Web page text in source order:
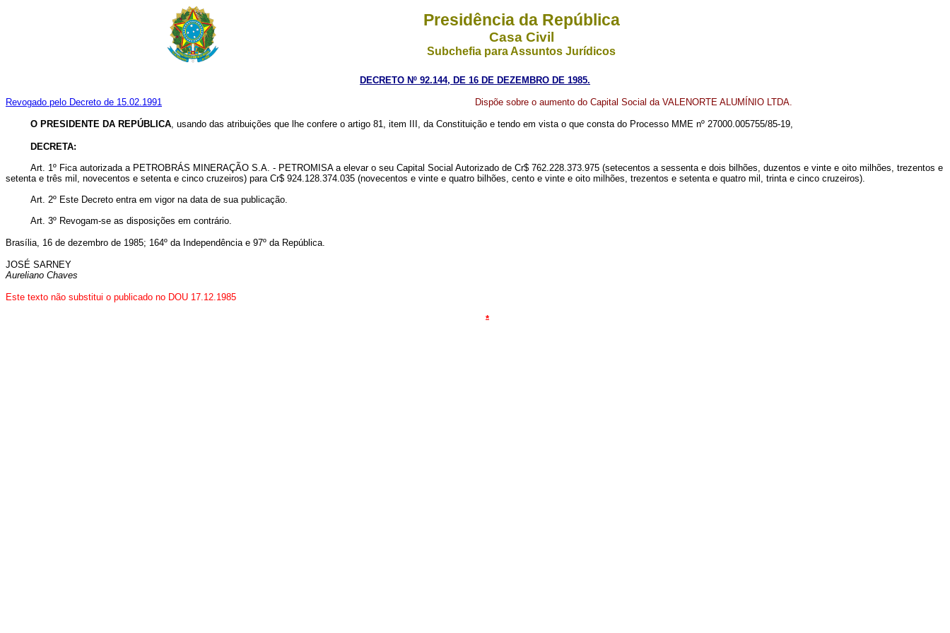
Presidência da República
Casa Civil
Subchefia para Assuntos Jurídicos
DECRETO Nº 92.144, DE 16 DE DEZEMBRO DE 1985.
Revogado pelo Decreto de 15.02.1991 Dispõe sobre o aumento do Capital Social da VALENORTE ALUMÍNIO LTDA.
O PRESIDENTE DA REPÚBLICA, usando das atribuições que lhe confere o artigo 81, item III, da Constituição e tendo em vista o que consta do Processo MME nº 27000.005755/85-19,
DECRETA:
Art. 1º Fica autorizada a PETROBRÁS MINERAÇÃO S.A. - PETROMISA a elevar o seu Capital Social Autorizado de Cr$ 762.228.373.975 (setecentos a sessenta e dois bilhões, duzentos e vinte e oito milhões, trezentos e
setenta e três mil, novecentos e setenta e cinco cruzeiros) para Cr$ 924.128.374.035 (novecentos e vinte e quatro bilhões, cento e vinte e oito milhões, trezentos e setenta e quatro mil, trinta e cinco cruzeiros).
Art. 2º Este Decreto entra em vigor na data de sua publicação.
Art. 3º Revogam-se as disposições em contrário.
Brasília, 16 de dezembro de 1985; 164º da Independência e 97º da República.
JOSÉ SARNEY
Aureliano Chaves
Este texto não substitui o publicado no DOU 17.12.1985
*